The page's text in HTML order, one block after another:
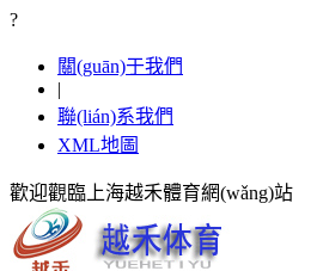
?
關(guān)于我們
|
聯(lián)系我們
XML地圖
歡迎觀臨上海越禾體育網(wǎng)站